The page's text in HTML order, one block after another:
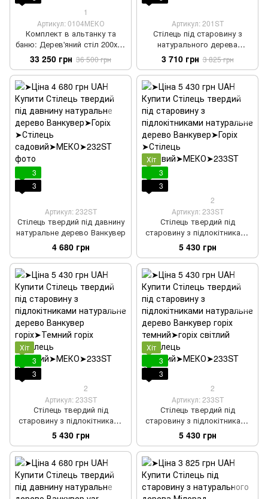
1
Артикул: 0104МЕКО
Комплект в альтанку та
баню: Дерев'яний стіл 200х90
см + 4 стільців масив дерева
33 250 грн 36 500 грн
Артикул: 201ST
Стілець під старовину з
натурального дерева
Мілорад
3 710 грн 3 825 грн
3
3
Артикул: 232ST
Стілець твердий під давнину
натуральне дерево Ванкувер
4 680 грн
Хіт
3
3
2
Артикул: 233ST
Стілець твердий під
старовину з підлокітниками
натуральне дерево Ванкувер
5 430 грн
Хіт
3
3
2
Артикул: 233ST
Стілець твердий під
старовину з підлокітниками
натуральне дерево Ванкувер
горіх
5 430 грн
Хіт
3
3
2
Артикул: 233ST
Стілець твердий під
старовину з підлокітниками
натуральне дерево Ванкувер
горіх темний
5 430 грн